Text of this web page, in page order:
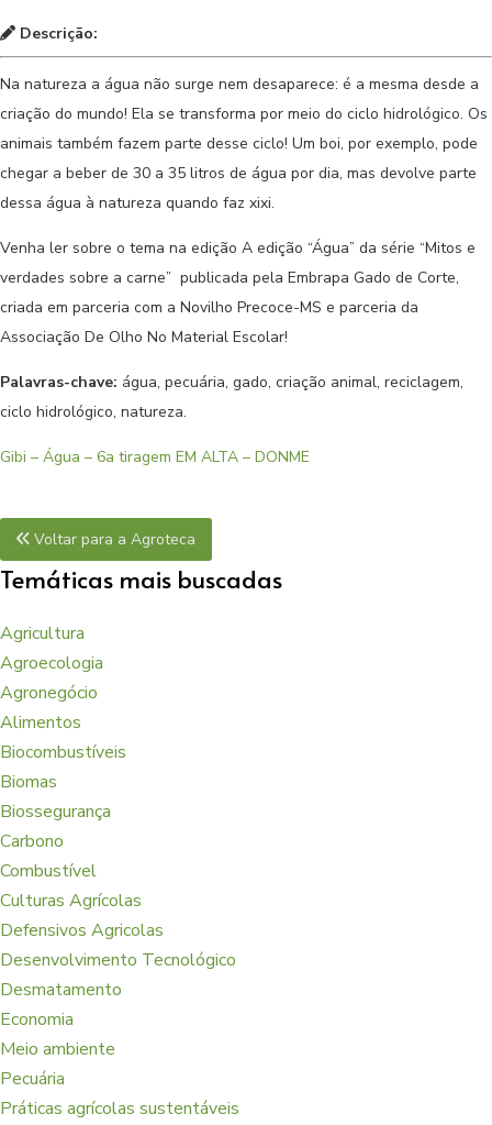
Descrição:
Na natureza a água não surge nem desaparece: é a mesma desde a
criação do mundo! Ela se transforma por meio do ciclo hidrológico. Os
animais também fazem parte desse ciclo! Um boi, por exemplo, pode
chegar a beber de 30 a 35 litros de água por dia, mas devolve parte
dessa água à natureza quando faz xixi.
Venha ler sobre o tema na edição A edição “Água” da série “Mitos e
verdades sobre a carne” publicada pela Embrapa Gado de Corte,
criada em parceria com a Novilho Precoce-MS e parceria da
Associação De Olho No Material Escolar!
Palavras-chave: água, pecuária, gado, criação animal, reciclagem,
ciclo hidrológico, natureza.
Gibi – Água – 6a tiragem EM ALTA – DONME
Voltar para a Agroteca
Temáticas mais buscadas
Agricultura
Agroecologia
Agronegócio
Alimentos
Biocombustíveis
Biomas
Biossegurança
Carbono
Combustível
Culturas Agrícolas
Defensivos Agricolas
Desenvolvimento Tecnológico
Desmatamento
Economia
Meio ambiente
Pecuária
Práticas agrícolas sustentáveis